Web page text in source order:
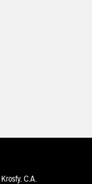
Krosfy. C.A.